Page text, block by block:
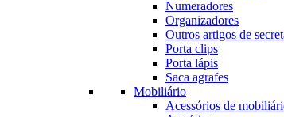
Numeradores
Organizadores
Outros artigos de
Porta clips
Porta lápis
Saca agrafes
Mobiliário
Acessórios de